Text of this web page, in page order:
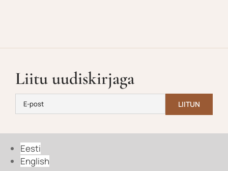
Liitu uudiskirjaga
Eesti
English